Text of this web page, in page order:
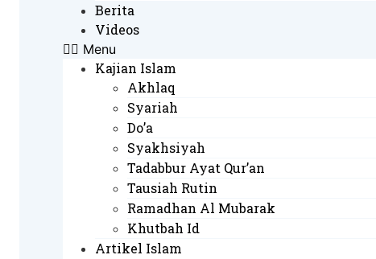
Berita
Videos
Menu
Kajian Islam
Akhlaq
Syariah
Do’a
Syakhsiyah
Tadabbur Ayat Qur’an
Tausiah Rutin
Ramadhan Al Mubarak
Khutbah Id
Artikel Islam